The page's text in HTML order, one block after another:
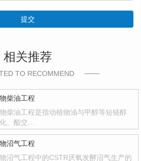
提交
相关推荐
TO RECOMMEND
柴油工程
柴油工程是指动植物油与甲醇等短链醇
、酯交…
沼气工程
沼气工程中的CSTR厌氧发酵沼气生产的